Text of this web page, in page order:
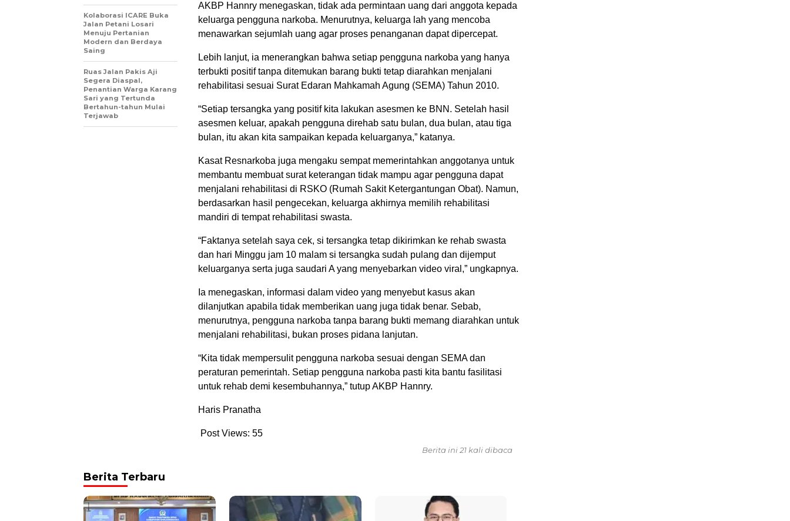
AKBP Hannry menegaskan, tidak ada permintaan uang dari anggota kepada
keluarga pengguna narkoba. Menurutnya, keluarga lah yang mencoba
menawarkan sejumlah uang agar proses penanganan dapat dipercepat.
Lebih lanjut, ia menerangkan bahwa setiap pengguna narkoba yang hanya
terbukti positif tanpa ditemukan barang bukti tetap diarahkan menjalani
rehabilitasi sesuai Surat Edaran Mahkamah Agung (SEMA) Tahun 2010.
“Setiap tersangka yang positif kita lakukan asesmen ke BNN. Setelah hasil
asesmen keluar, apakah pengguna direhab satu bulan, dua bulan, atau tiga
bulan, itu akan kita sampaikan kepada keluarganya,” katanya.
Kasat Resnarkoba juga mengaku sempat memerintahkan anggotanya untuk
membantu membuat surat keterangan tidak mampu agar pengguna dapat
menjalani rehabilitasi di RSKO (Rumah Sakit Ketergantungan Obat). Namun,
berdasarkan hasil pengecekan, keluarga akhirnya memilih rehabilitasi
mandiri di tempat rehabilitasi swasta.
“Faktanya setelah saya cek, si tersangka tetap dikirimkan ke rehab swasta
dan hari Minggu jam 10 malam si tersangka sudah pulang dan dijemput
keluarganya serta juga saudari A yang menyebarkan video viral,” ungkapnya.
Ia menegaskan, informasi dalam video yang menyebut kasus akan
dilanjutkan apabila tidak memberikan uang juga tidak benar. Sebab,
menurutnya, pengguna narkoba tanpa barang bukti memang diarahkan untuk
menjalani rehabilitasi, bukan proses pidana lanjutan.
“Kita tidak mempersulit pengguna narkoba sesuai dengan SEMA dan
peraturan pemerintah. Setiap pengguna narkoba pasti kita bantu fasilitasi
untuk rehab demi kesembuhannya,” tutup AKBP Hannry.
Haris Pranatha
Post Views: 55
Kolaborasi ICARE Buka
Jalan Petani Losari
Menuju Pertanian
Modern dan Berdaya
Saing
Ruas Jalan Pakis Aji
Segera Diaspal,
Penantian Warga Karang
Sari yang Tertunda
Bertahun-tahun Mulai
Terjawab
Berita ini 21 kali dibaca
Berita Terbaru